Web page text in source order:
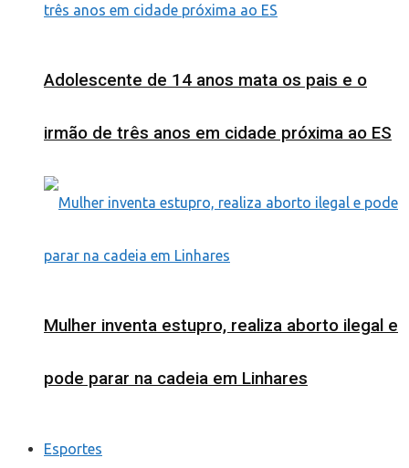
Adolescente de 14 anos mata os pais e o
irmão de três anos em cidade próxima ao ES
Mulher inventa estupro, realiza aborto ilegal e
pode parar na cadeia em Linhares
Esportes